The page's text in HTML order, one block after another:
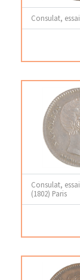
Consulat,
Consulat,
(1802) Paris